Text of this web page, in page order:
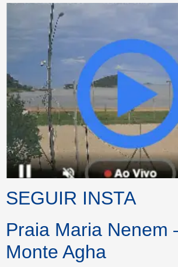
SEGUIR INSTA
Praia Maria Nenem
Monte Agha